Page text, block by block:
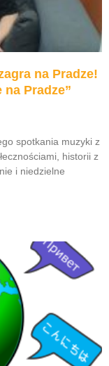
na Pradze!
Pradze”
spotkania muzyki z
historii z
i niedzielne